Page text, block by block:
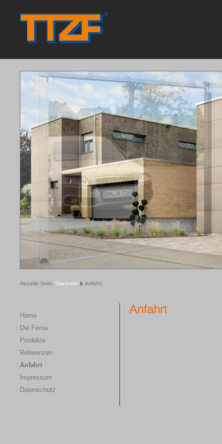
1 2 3 4 5
Aktuelle Seite: Startseite Anfahrt
Home
Die Firma
Produkte
Referenzen
Anfahrt
Impressum
Datenschutz
Anfahrt